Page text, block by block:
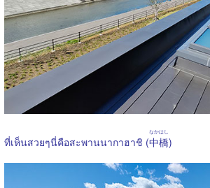
ที่เห็นสวยๆนี่คือสะพานนากาฮาชิ (中橋
なかはし
)